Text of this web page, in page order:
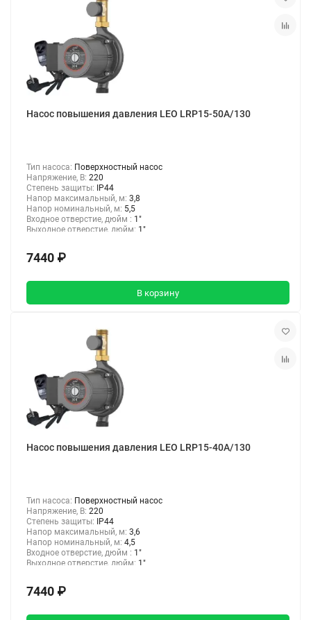
Насос повышения давления LEO LRP15-50A/130
Тип насоса: Поверхностный насос
Напряжение, В: 220
Степень защиты:
IP44
Напор максимальный, м: 3,8
Напор номинальный, м: 5,5
Входное отверстие, дюйм : 1"
Выходное отверстие, дюйм: 1"
7440 ₽
В корзину
Насос повышения давления LEO LRP15-40A/130
Тип насоса: Поверхностный насос
Напряжение, В: 220
Степень защиты:
IP44
Напор максимальный, м: 3,6
Напор номинальный, м: 4,5
Входное отверстие, дюйм : 1"
Выходное отверстие, дюйм: 1"
7440 ₽